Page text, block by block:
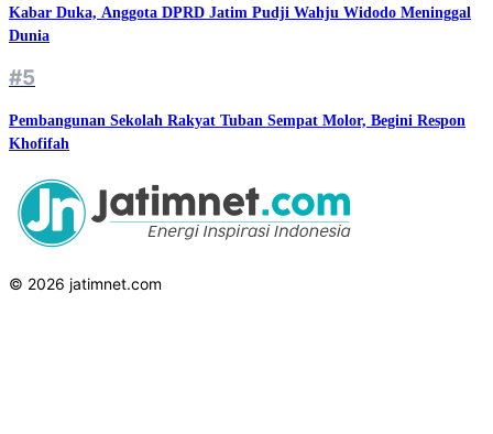
Kabar Duka, Anggota DPRD Jatim Pudji Wahju Widodo Meninggal
Dunia
#5
Pembangunan Sekolah Rakyat Tuban Sempat Molor, Begini Respon
Khofifah
© 2026 jatimnet.com